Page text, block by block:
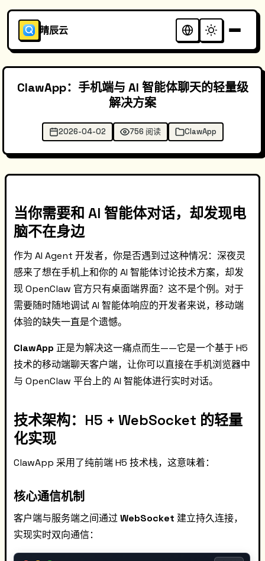
晴辰云
ClawApp：手机端与 AI 智能体聊天的轻量级
解决方案
2026-04-02 756 阅读 ClawApp
当你需要和 AI 智能体对话，却发现电
脑不在身边
作为 AI Agent 开发者，你是否遇到过这种情况：深夜灵
感来了想在手机上和你的 AI 智能体讨论技术方案，却发
现 OpenClaw 官方只有桌面端界面？这不是个例。对于
需要随时随地调试 AI 智能体响应的开发者来说，移动端
体验的缺失一直是个遗憾。
ClawApp 正是为解决这一痛点而生——它是一个基于 H5
技术的移动端聊天客户端，让你可以直接在手机浏览器中
与 OpenClaw 平台上的 AI 智能体进行实时对话。
技术架构：H5 + WebSocket 的轻量
化实现
ClawApp 采用了纯前端 H5 技术栈，这意味着：
核心通信机制
客户端与服务端之间通过WebSocket 建立持久连接，
实现实时双向通信：